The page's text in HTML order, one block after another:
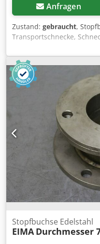
Anfragen
Zustand: gebraucht,
Transportschnecke,
Rohrförderschnecke,
Külrohrschnecke,
Schneckenwämetauscher
-für Stopfbuchsenband -
geeignet Dcedpfx Asdfgk
vorhanden -Preis: pro
Stopfbuchse Edelstahl
EIMA Durchmesser